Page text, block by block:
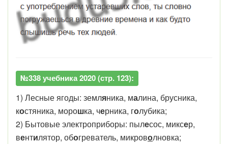
№338 учебника 2020 (стр. 123):
1) Лесные ягоды: земляника, малина, брусника,
костяника, морошка, черника, голубика;
2) Бытовые электроприборы: пылесос, миксер,
вентилятор, обогреватель, микроволновка;